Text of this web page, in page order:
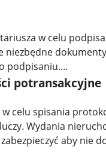
w celu
podpisaniu....
potransakcyjne
celu spisania
Wydania
aby nie